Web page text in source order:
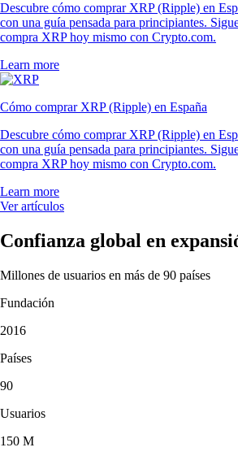
Descubre cómo comprar XRP (Ripple) en
con una guía pensada para principiantes.
compra XRP hoy mismo con Crypto.com.
Learn more
Cómo comprar XRP (Ripple) en España
Descubre cómo comprar XRP (Ripple) en
con una guía pensada para principiantes.
compra XRP hoy mismo con Crypto.com.
Learn more
Ver artículos
Confianza global en
Millones de usuarios en más de 90 países
Fundación
2016
Países
90
Usuarios
150 M